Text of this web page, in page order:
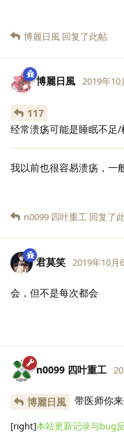
博麗日風 回复了此帖
博麗日風 2019年10
117
经常溃疡可能是睡眠不足
我以前也很容易溃疡，一
n0099 四叶重工 回复了
君莫笑 2019年10月
会，但不是每次都会
n0099 四叶重工
博麗日風 带医师你
[right]本站更新记录与bug